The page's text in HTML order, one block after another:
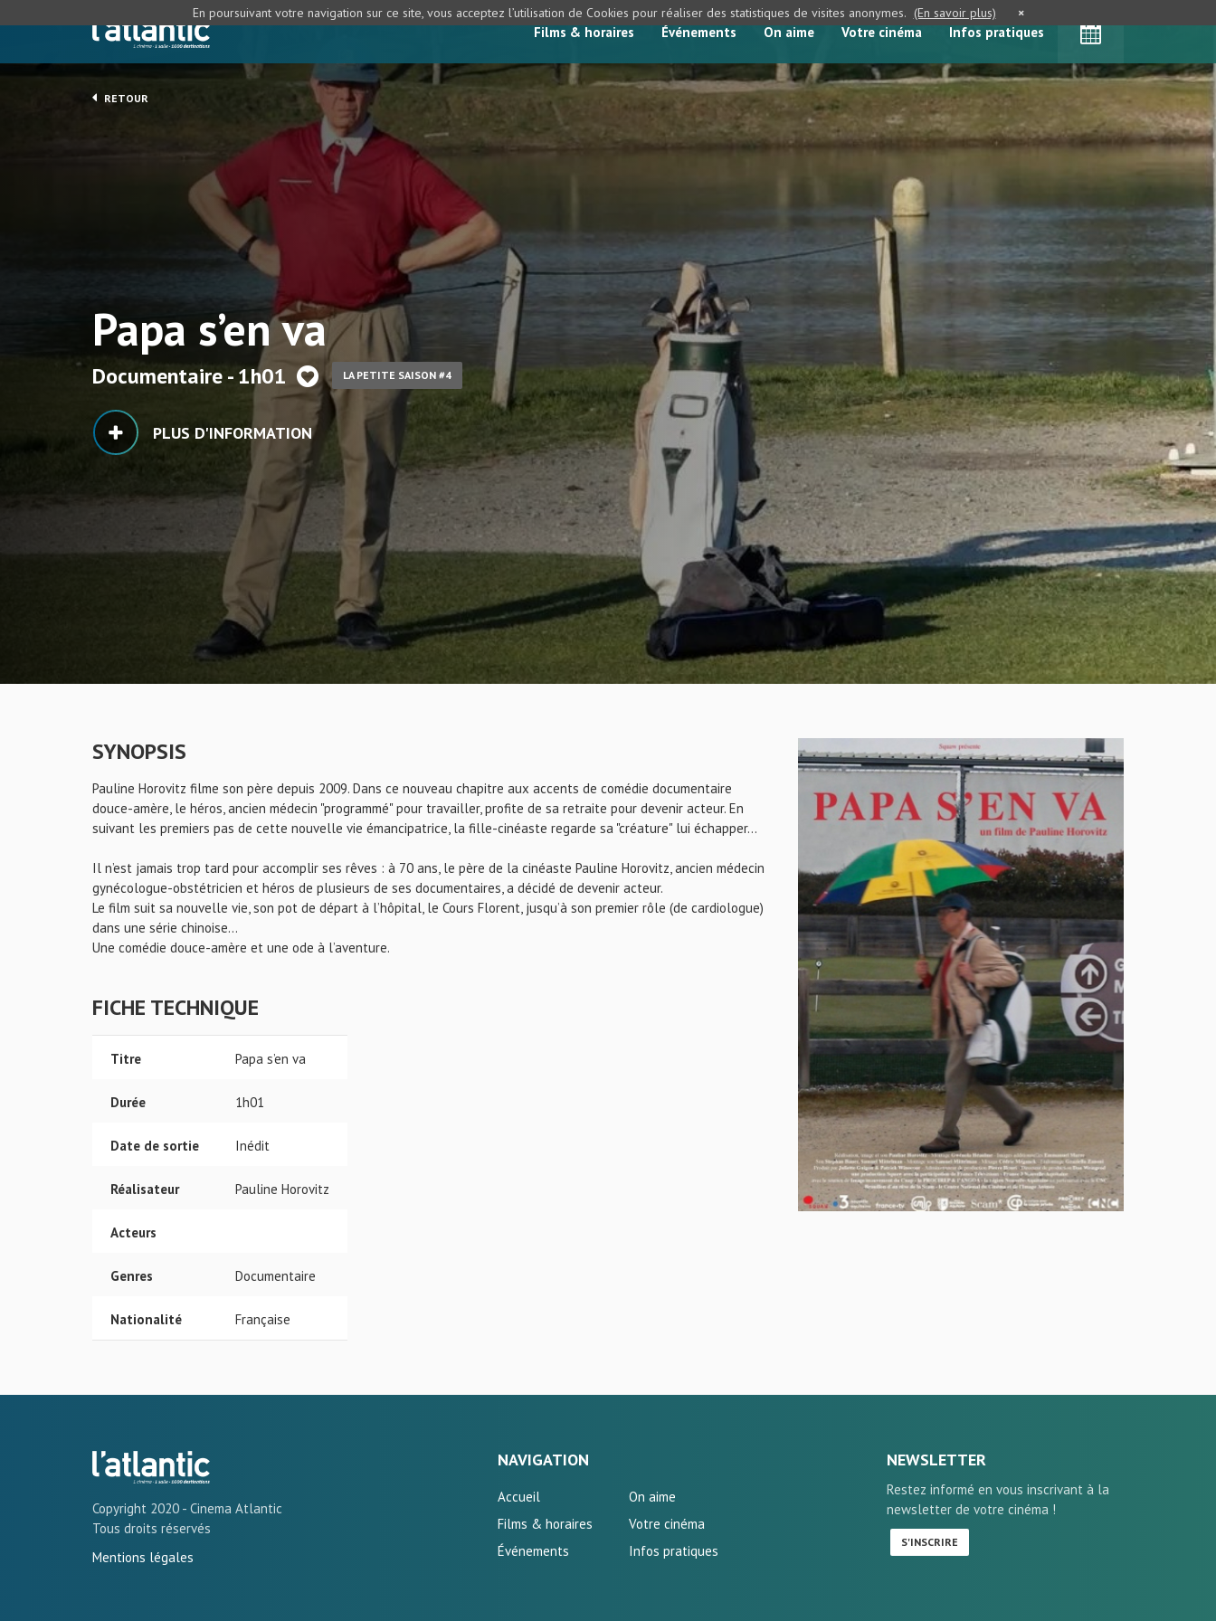
Films & horaires Événements On aime Votre cinéma Infos pratiques
RETOUR
Papa s’en va
Documentaire - 1h01 LA PETITE SAISON #4
PLUS D'INFORMATION
SYNOPSIS
Pauline Horovitz filme son père depuis 2009. Dans ce nouveau chapitre aux accents de comédie documentaire
douce-amère, le héros, ancien médecin "programmé" pour travailler, profite de sa retraite pour devenir acteur. En
suivant les premiers pas de cette nouvelle vie émancipatrice, la fille-cinéaste regarde sa "créature" lui échapper...
Il n’est jamais trop tard pour accomplir ses rêves : à 70 ans, le père de la cinéaste Pauline Horovitz, ancien médecin
gynécologue-obstétricien et héros de plusieurs de ses documentaires, a décidé de devenir acteur.
Le film suit sa nouvelle vie, son pot de départ à l’hôpital, le Cours Florent, jusqu’à son premier rôle (de cardiologue)
dans une série chinoise...
Une comédie douce-amère et une ode à l’aventure.
FICHE TECHNIQUE
Titre Papa s’en va
Durée 1h01
Date de sortie Inédit
Réalisateur Pauline Horovitz
Acteurs
Genres Documentaire
Nationalité Française
Copyright 2020 - Cinema Atlantic
Tous droits réservés
Mentions légales
NAVIGATION
Accueil
Films & horaires
Événements
On aime
Votre cinéma
Infos pratiques
NEWSLETTER
Restez informé en vous inscrivant à la
newsletter de votre cinéma !
S'INSCRIRE
En poursuivant votre navigation sur ce site, vous acceptez l’utilisation de Cookies pour réaliser des statistiques de visites anonymes. (En savoir plus) ×